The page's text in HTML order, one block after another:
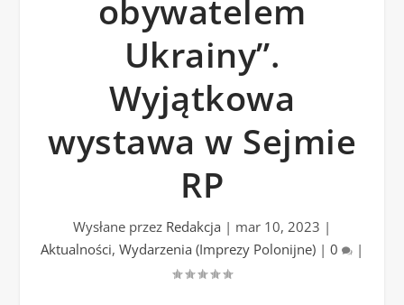
obywatelem
Ukrainy”.
Wyjątkowa
wystawa w Sejmie
RP
Wysłane przez Redakcja | mar 10, 2023 |
Aktualności, Wydarzenia (Imprezy Polonijne) | 0 |